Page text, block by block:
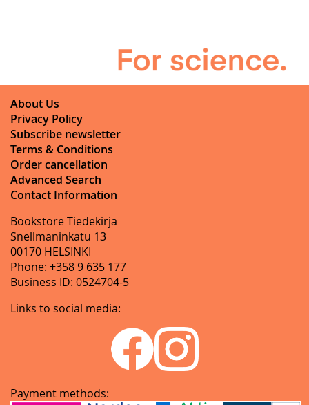
About Us
Privacy Policy
Subscribe newsletter
Terms & Conditions
Order cancellation
Advanced Search
Contact Information
Bookstore Tiedekirja
Snellmaninkatu 13
00170 HELSINKI
Phone: +358 9 635 177
Business ID: 0524704-5
Links to social media:
Payment methods: